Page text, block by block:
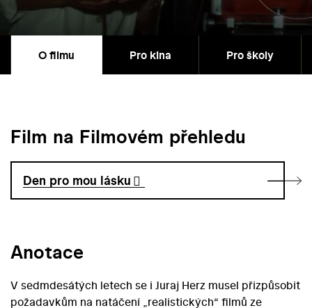
O filmu Pro kina Pro školy
Film na Filmovém přehledu
Den pro mou lásku
Anotace
V sedmdesátých letech se i Juraj Herz musel přizpůsobit
požadavkům na natáčení „realistických“ filmů ze